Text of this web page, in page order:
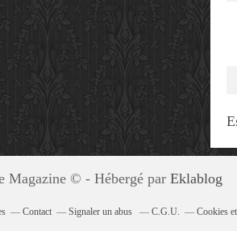
Magazine © - Hébergé par Eklablog
Contact Signaler un abus C.G.U. Cookies